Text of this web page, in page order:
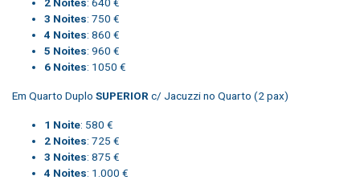
3 Noites: 750 €
4 Noites: 860 €
5 Noites: 960 €
6 Noites: 1050 €
Em Quarto Duplo SUPERIOR c/ Jacuzzi no Quarto (2 pax)
1 Noite: 580 €
2 Noites: 725 €
3 Noites: 875 €
4 Noites: 1.000 €